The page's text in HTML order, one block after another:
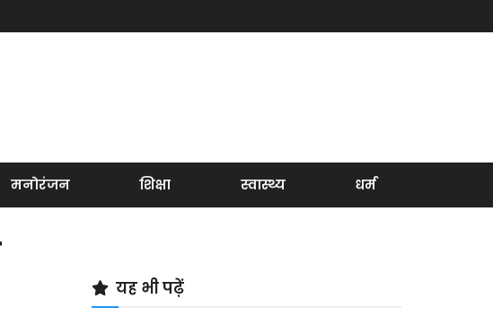
मनोरंजन शिक्षा स्वास्थ्य धर्म
यह भी पढ़ें